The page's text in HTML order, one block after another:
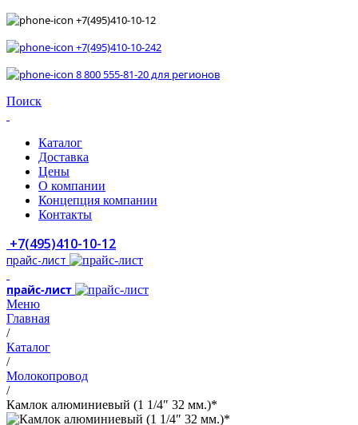
+7(495)410-10-12
+7(495)410-10-242
8 800 555-81-20 для регионов
Поиск
Каталог
Доставка
Цены
О компании
Концепция компании
Контакты
+7(495)410-10-12
прайс-лист
прайс-лист
Меню
Главная
/
Каталог
/
Молокопровод
/
Камлок алюминиевый (1 1/4″ 32 мм.)*